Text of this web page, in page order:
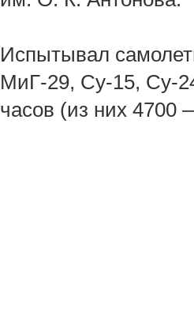
Испытывал
МиГ-29, Су-15, Су-
часов (из них 4700